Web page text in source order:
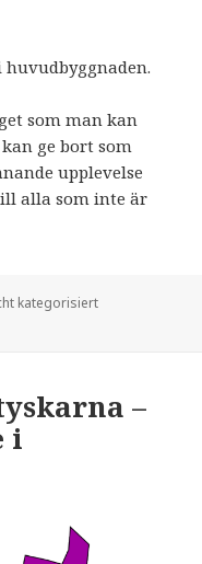
som man kan
ge bort som
upplevelse
alla som inte är
kategorisiert
–
i